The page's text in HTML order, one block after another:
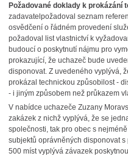
Požadované doklady k prokázání
zadavatel požadoval seznam
osvědčení o řádném provedení
požadoval list vlastnictví k
budoucí o poskytnutí nájmu pro
prokazující, že uchazeč bude
disponovat. Z uvedeného vyplývá,
prokázal technickou způsobilost -
- i jiným způsobem než průkazem
V nabídce uchazeče Zuzany
zakázek z nichž vyplývá, že se
společnosti, tak pro obec s
subjektů oprávněných disponovat
500 míst vyplývá závazek